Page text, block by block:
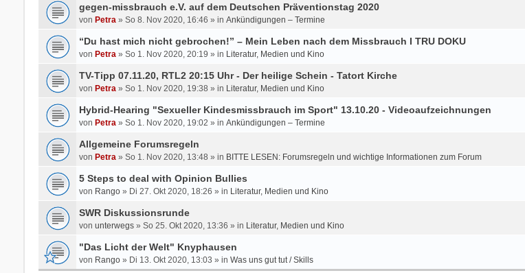
gegen-missbrauch e.V. auf dem Deutschen Präventionstag 2020
von Petra» So 8. Nov 2020, 16:46 » in Ankündigungen – Termine
“Du hast mich nicht gebrochen!” – Mein Leben nach dem Missbrauch I TRU DOKU
von Petra» So 1. Nov 2020, 20:19 » in Literatur, Medien und Kino
TV-Tipp 07.11.20, RTL2 20:15 Uhr - Der heilige Schein - Tatort Kirche
von Petra» So 1. Nov 2020, 19:38 » in Literatur, Medien und Kino
Hybrid-Hearing "Sexueller Kindesmissbrauch im Sport" 13.10.20 - Videoaufzeichnungen
von Petra» So 1. Nov 2020, 19:02 » in Ankündigungen – Termine
Allgemeine Forumsregeln
von Petra» So 1. Nov 2020, 13:48 » in BITTE LESEN: Forumsregeln und wichtige Informationen zum Forum
5 Steps to deal with Opinion Bullies
von Rango» Di 27. Okt 2020, 18:26 » in Literatur, Medien und Kino
SWR Diskussionsrunde
von unterwegs» So 25. Okt 2020, 13:36 » in Literatur, Medien und Kino
"Das Licht der Welt" Knyphausen
von Rango» Di 13. Okt 2020, 13:03 » in Was uns gut tut / Skills